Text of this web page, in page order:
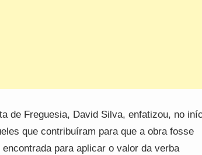
de Freguesia, David Silva, enfatizou, no
que contribuíram para que a obra fosse
para aplicar o valor da verba